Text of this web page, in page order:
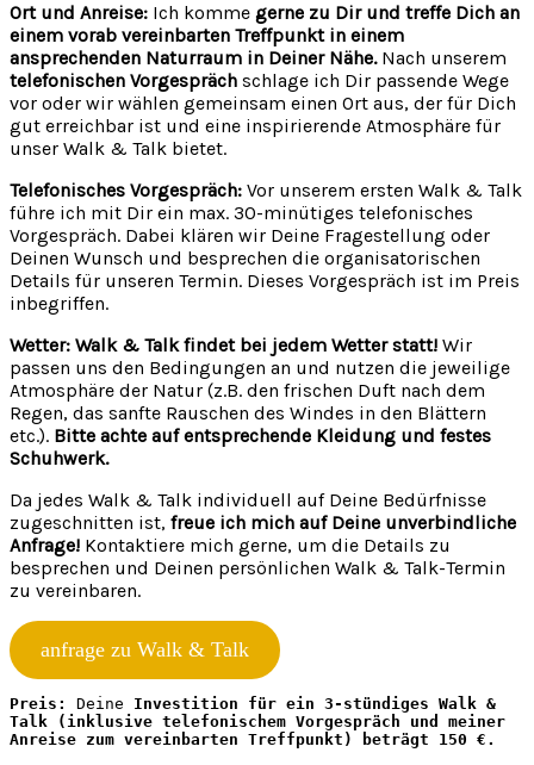
Ort und Anreise: Ich komme gerne zu Dir und treffe Dich an
einem vorab vereinbarten Treffpunkt in einem
ansprechenden Naturraum in Deiner Nähe.Nach unserem
telefonischen Vorgespräch schlage ich Dir passende Wege
vor oder wir wählen gemeinsam einen Ort aus, der für Dich
gut erreichbar ist und eine inspirierende Atmosphäre für
unser Walk & Talk bietet.
Telefonisches Vorgespräch: Vor unserem ersten Walk & Talk
führe ich mit Dir ein max. 30-minütiges telefonisches
Vorgespräch. Dabei klären wir Deine Fragestellung oder
Deinen Wunsch und besprechen die organisatorischen
Details für unseren Termin. Dieses Vorgespräch ist im Preis
inbegriffen.
Wetter: Walk & Talk findet bei jedem Wetter statt! Wir
passen uns den Bedingungen an und nutzen die jeweilige
Atmosphäre der Natur (z.B. den frischen Duft nach dem
Regen, das sanfte Rauschen des Windes in den Blättern
etc.). Bitte achte auf entsprechende Kleidung und festes
Schuhwerk.
Da jedes Walk & Talk individuell auf Deine Bedürfnisse
zugeschnitten ist, freue ich mich auf Deine unverbindliche
Anfrage! Kontaktiere mich gerne, um die Details zu
besprechen und Deinen persönlichen Walk & Talk-Termin
zu vereinbaren.
anfrage zu Walk & Talk
Preis: Deine Investition für ein 3-stündiges Walk &
Talk (inklusive telefonischem Vorgespräch und meiner
Anreise zum vereinbarten Treffpunkt) beträgt 150 €.